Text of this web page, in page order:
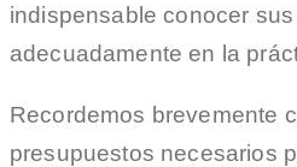
indispensable conocer
adecuadamente en la
Recordemos brevemente
presupuestos necesarios